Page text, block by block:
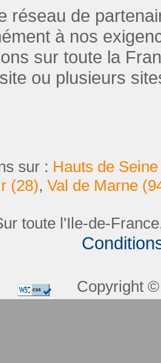
réseau de
à nos
sur toute la
ou plusieurs
sur : Hauts de
(28), Val de Marne
toute l'Ile-de-
Copyright